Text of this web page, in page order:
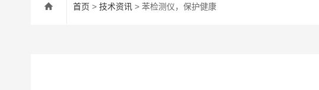
首页 > 技术资讯 > 苯检测仪，保护健康